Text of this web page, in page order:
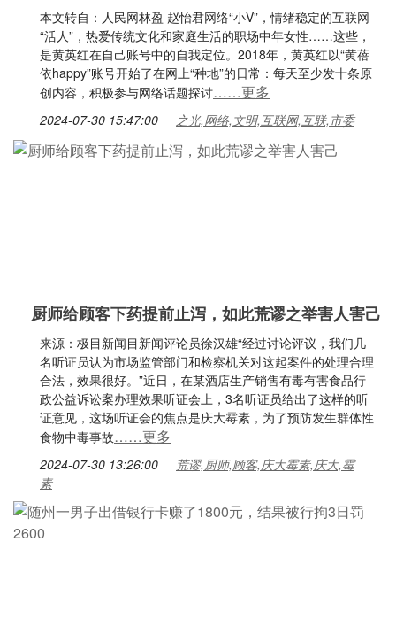
本文转自：人民网林盈 赵怡君网络“小V”，情绪稳定的互联网
“活人”，热爱传统文化和家庭生活的职场中年女性……这些，
是黄英红在自己账号中的自我定位。2018年，黄英红以“黄蓓
依happy”账号开始了在网上“种地”的日常：每天至少发十条原
创内容，积极参与网络话题探讨……更多
2024-07-30 15:47:00 之光,网络,文明,互联网,互联,市委
厨师给顾客下药提前止泻，如此荒谬之举害人害己
来源：极目新闻目新闻评论员徐汉雄“经过讨论评议，我们几
名听证员认为市场监管部门和检察机关对这起案件的处理合理
合法，效果很好。”近日，在某酒店生产销售有毒有害食品行
政公益诉讼案办理效果听证会上，3名听证员给出了这样的听
证意见，这场听证会的焦点是庆大霉素，为了预防发生群体性
食物中毒事故……更多
2024-07-30 13:26:00
荒谬,厨师,顾客,庆大霉素,庆大,霉
素